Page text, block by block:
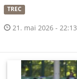
TREC
21. mai 2026 - 22:13